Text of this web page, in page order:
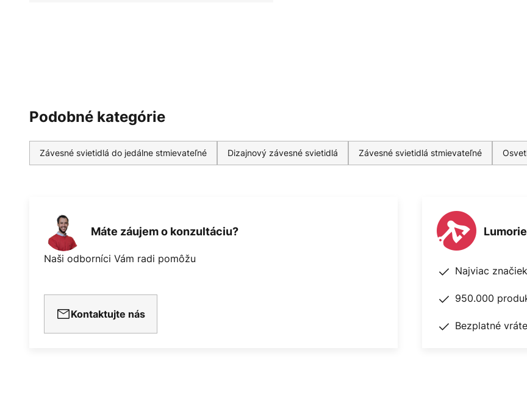
Podobné kategórie
Závesné svietidlá do jedálne stmievateľné Dizajnový závesné svietidlá Závesné svietidlá stmievateľné
Máte záujem o konzultáciu?
Naši odborníci Vám radi pomôžu
Kontaktujte nás
Najviac
950.000
Bezplatné